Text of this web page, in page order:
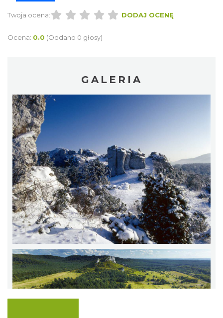
Twoja ocena: DODAJ OCENĘ
Ocena: 0.0 (Oddano 0 głosy)
GALERIA